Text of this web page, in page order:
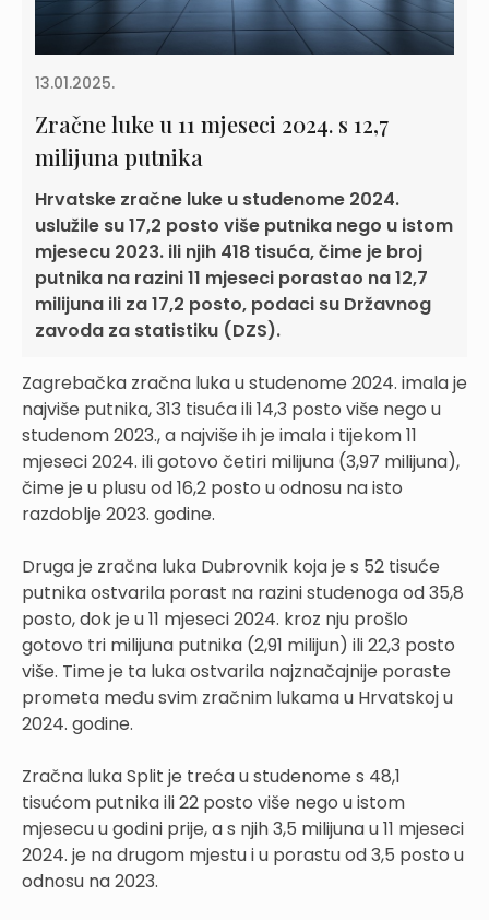
13.01.2025.
Zračne luke u 11 mjeseci 2024. s 12,7
milijuna putnika
Hrvatske zračne luke u studenome 2024.
uslužile su 17,2 posto više putnika nego u istom
mjesecu 2023. ili njih 418 tisuća, čime je broj
putnika na razini 11 mjeseci porastao na 12,7
milijuna ili za 17,2 posto, podaci su Državnog
zavoda za statistiku (DZS).
Zagrebačka zračna luka u studenome 2024. imala je
najviše putnika, 313 tisuća ili 14,3 posto više nego u
studenom 2023., a najviše ih je imala i tijekom 11
mjeseci 2024. ili gotovo četiri milijuna (3,97 milijuna),
čime je u plusu od 16,2 posto u odnosu na isto
razdoblje 2023. godine.
Druga je zračna luka Dubrovnik koja je s 52 tisuće
putnika ostvarila porast na razini studenoga od 35,8
posto, dok je u 11 mjeseci 2024. kroz nju prošlo
gotovo tri milijuna putnika (2,91 milijun) ili 22,3 posto
više. Time je ta luka ostvarila najznačajnije poraste
prometa među svim zračnim lukama u Hrvatskoj u
2024. godine.
Zračna luka Split je treća u studenome s 48,1
tisućom putnika ili 22 posto više nego u istom
mjesecu u godini prije, a s njih 3,5 milijuna u 11 mjeseci
2024. je na drugom mjestu i u porastu od 3,5 posto u
odnosu na 2023.